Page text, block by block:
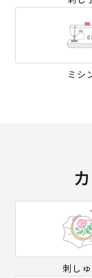
ミシ
刺しゅ